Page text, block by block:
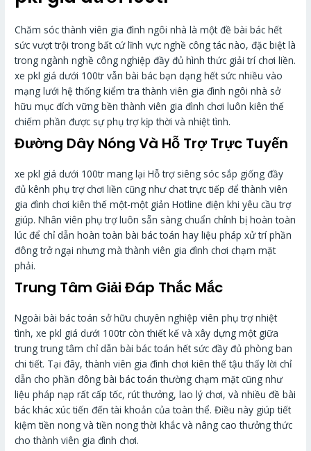
Chăm sóc thành viên gia đình ngôi nhà là một đề bài bác hết
sức vượt trội trong bất cứ lĩnh vực nghề công tác nào, đặc biệt là
trong ngành nghề công nghiệp đầy đủ hình thức giải trí chơi liền.
xe pkl giá dưới 100tr vẫn bài bác bạn dạng hết sức nhiều vào
mạng lưới hệ thống kiểm tra thành viên gia đình ngôi nhà sở
hữu mục đích vững bền thành viên gia đình chơi luôn kiên thế
chiếm phần được sự phụ trợ kịp thời và nhiệt tình.
Đường Dây Nóng Và Hỗ Trợ Trực Tuyến
xe pkl giá dưới 100tr mang lại Hỗ trợ siêng sóc sắp giống đầy
đủ kênh phụ trợ chơi liền cũng như chat trực tiếp để thành viên
gia đình chơi kiên thế một-một giản Hotline điện khi yêu cầu trợ
giúp. Nhân viên phụ trợ luôn sẵn sàng chuẩn chỉnh bị hoàn toàn
lúc để chỉ dẫn hoàn toàn bài bác toán hay liệu pháp xử trí phần
đông trở ngại nhưng mà thành viên gia đình chơi chạm mặt
phải.
Trung Tâm Giải Đáp Thắc Mắc
Ngoài bài bác toán sở hữu chuyên nghiệp viên phụ trợ nhiệt
tình, xe pkl giá dưới 100tr còn thiết kế và xây dựng một giữa
trung trung tâm chỉ dẫn bài bác toán hết sức đầy đủ phòng ban
chi tiết. Tại đây, thành viên gia đình chơi kiên thế tậu thấy lời chỉ
dẫn cho phần đông bài bác toán thường chạm mặt cũng như
liệu pháp nạp rất cấp tốc, rút thưởng, lao lý chơi, và nhiều đề bài
bác khác xúc tiến đến tài khoản của toàn thể. Điều này giúp tiết
kiệm tiền nong và tiền nong thời khắc và nâng cao thưởng thức
cho thành viên gia đình chơi.